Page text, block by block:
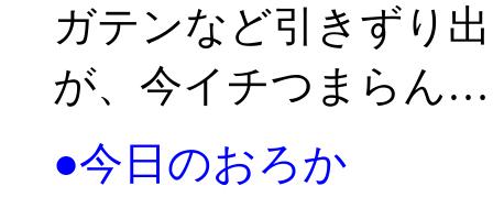
ガテンなど引きずり
が、今イチつまらん
●今日のおろか